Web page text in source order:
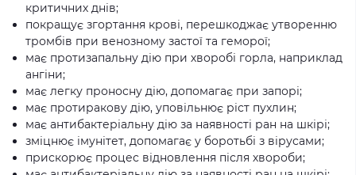
критичних днів;
покращує згортання крові, перешкоджає утворенню
тромбів при венозному застої та геморої;
має протизапальну дію при хворобі горла, наприклад
ангіни;
має легку проносну дію, допомагає при запорі;
має протиракову дію, уповільнює ріст пухлин;
має антибактеріальну дію за наявності ран на шкірі;
зміцнює імунітет, допомагає у боротьбі з вірусами;
прискорює процес відновлення після хвороби;